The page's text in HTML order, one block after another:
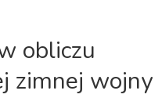
obliczu
zimnej wojny